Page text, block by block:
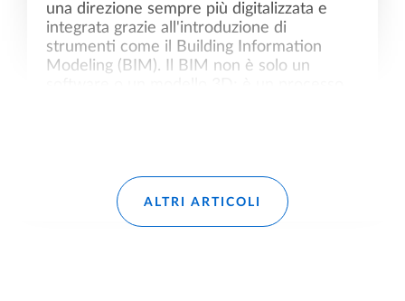
una direzione sempre più digitalizzata e
integrata grazie all'introduzione di
strumenti come il Building Information
Modeling (BIM). Il BIM non è solo un
Leggi di più
ALTRI ARTICOLI